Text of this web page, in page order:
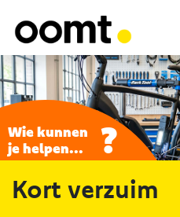
Wie kunnen
je helpen...
?
Kort verzuim